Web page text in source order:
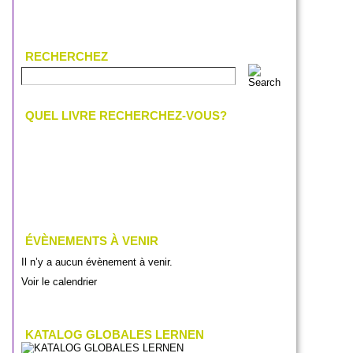
RECHERCHEZ
QUEL LIVRE RECHERCHEZ-VOUS?
ÉVÈNEMENTS À VENIR
Il n’y a aucun évènement à venir.
Voir le calendrier
KATALOG GLOBALES LERNEN